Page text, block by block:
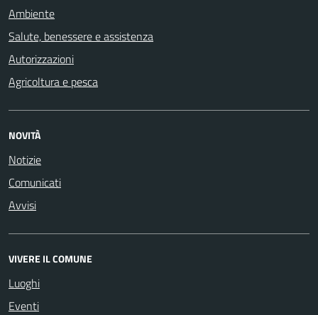
Ambiente
Salute, benessere e assistenza
Autorizzazioni
Agricoltura e pesca
NOVITÀ
Notizie
Comunicati
Avvisi
VIVERE IL COMUNE
Luoghi
Eventi